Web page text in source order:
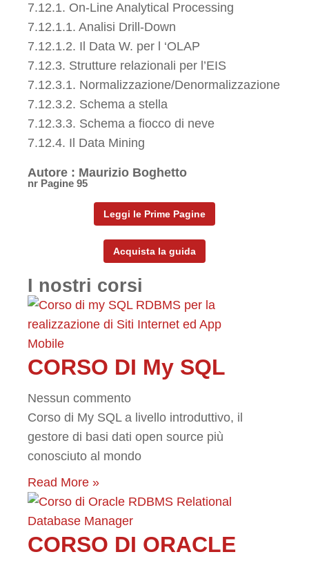
7.12.1. On-Line Analytical Processing
7.12.1.1. Analisi Drill-Down
7.12.1.2. Il Data W. per l ‘OLAP
7.12.3. Strutture relazionali per l’EIS
7.12.3.1. Normalizzazione/Denormalizzazione
7.12.3.2. Schema a stella
7.12.3.3. Schema a fiocco di neve
7.12.4. Il Data Mining
Autore : Maurizio Boghetto
nr Pagine 95
Leggi le Prime Pagine
Acquista la guida
I nostri corsi
CORSO DI My SQL
Nessun commento
Corso di My SQL a livello introduttivo, il
gestore di basi dati open source più
conosciuto al mondo
Read More »
CORSO DI ORACLE